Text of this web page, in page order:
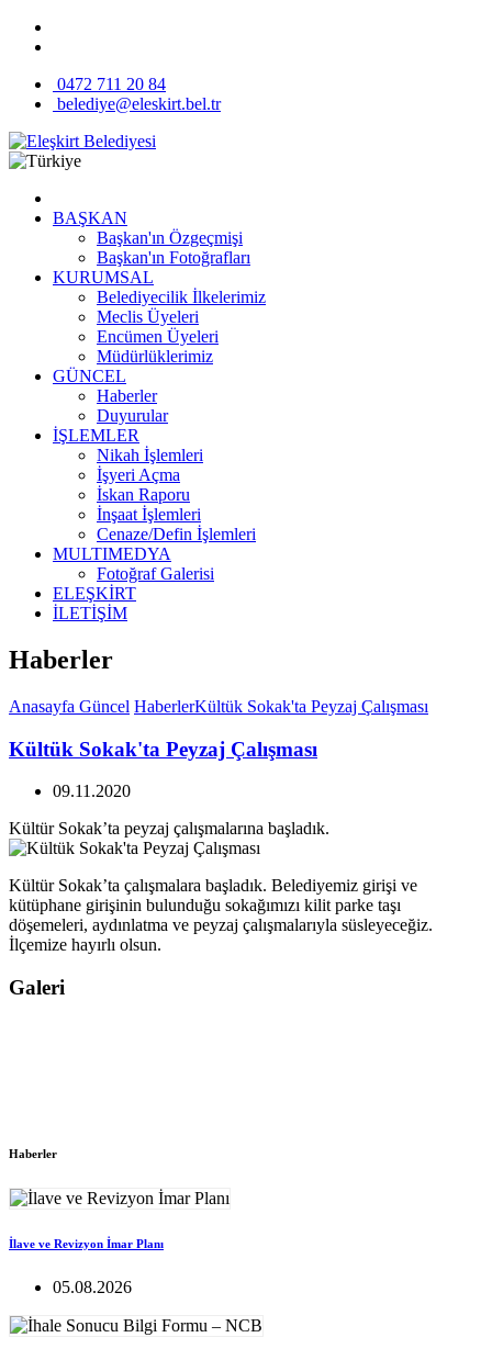
0472 711 20 84
belediye@eleskirt.bel.tr
BAŞKAN
Başkan'ın Özgeçmişi
Başkan'ın Fotoğrafları
KURUMSAL
Belediyecilik İlkelerimiz
Meclis Üyeleri
Encümen Üyeleri
Müdürlüklerimiz
GÜNCEL
Haberler
Duyurular
İŞLEMLER
Nikah İşlemleri
İşyeri Açma
İskan Raporu
İnşaat İşlemleri
Cenaze/Defin İşlemleri
MULTIMEDYA
Fotoğraf Galerisi
ELEŞKİRT
İLETİŞİM
Haberler
Anasayfa Güncel HaberlerKültük Sokak'ta Peyzaj Çalışması
Kültük Sokak'ta Peyzaj Çalışması
09.11.2020
Kültür Sokak’ta peyzaj çalışmalarına başladık.
Kültür Sokak’ta çalışmalara başladık. Belediyemiz girişi ve
kütüphane girişinin bulunduğu sokağımızı kilit parke taşı
döşemeleri, aydınlatma ve peyzaj çalışmalarıyla süsleyeceğiz.
İlçemize hayırlı olsun.
Galeri
Haberler
İlave ve Revizyon İmar Planı
05.08.2026